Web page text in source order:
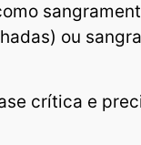
ou
crítica e